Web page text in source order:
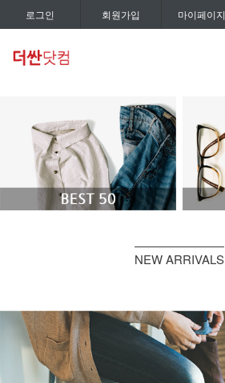
로그인 회원가입 마이페이지
NEW ARRIVALS